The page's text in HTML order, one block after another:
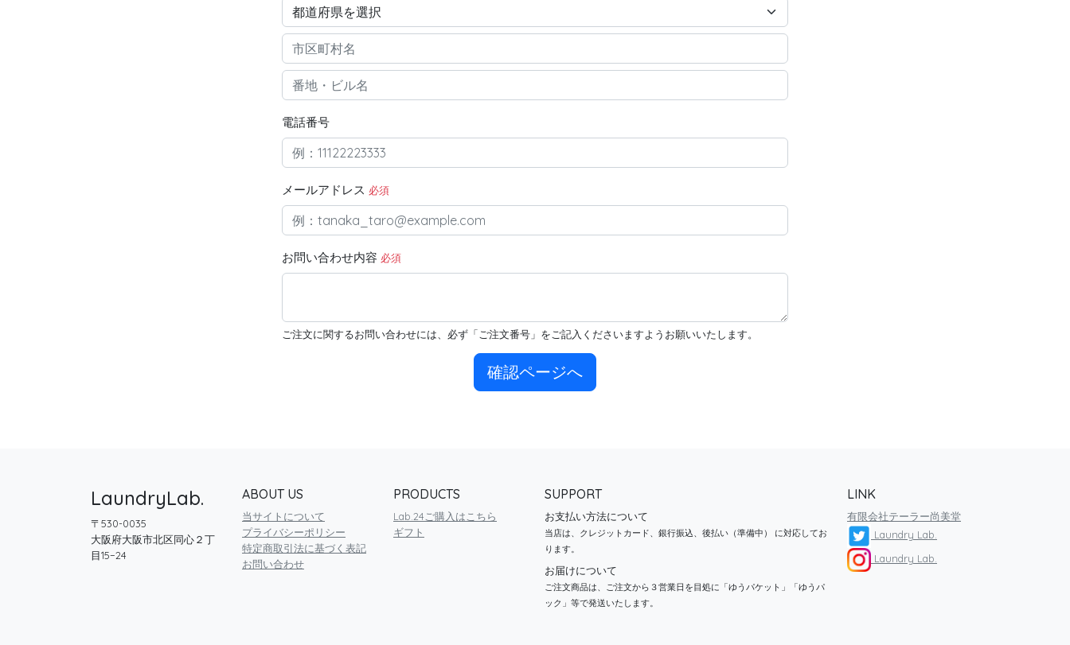
電話番号
メールアドレス 必須
お問い合わせ内容 必須
ご注文に関するお問い合わせには、必ず「ご注文番号」をご記入くださいますようお願いいたします。
確認ページへ
LaundryLab.
〒530-0035
大阪府大阪市北区同心２丁
目15−24
ABOUT US
当サイトについて
プライバシーポリシー
特定商取引法に基づく表記
お問い合わせ
PRODUCTS
Lab.24ご購入はこちら
ギフト
SUPPORT
お支払い方法について
当店は、クレジットカード、銀行振込、後払い（準備中） に対応してお
ります。
お届けについて
ご注文商品は、ご注文から３営業日を目処に「ゆうパケット」「ゆうパ
ック」等で発送いたします。
LINK
有限会社テーラー尚美堂
Laundry Lab.
Laundry Lab.